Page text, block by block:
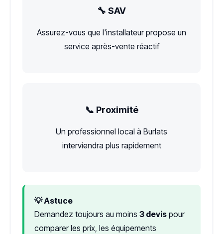
🔧 SAV
Assurez-vous que l'installateur propose un
service après-vente réactif
📞 Proximité
Un professionnel local à Burlats
interviendra plus rapidement
💡 Astuce
Demandez toujours au moins 3 devis pour
comparer les prix, les équipements